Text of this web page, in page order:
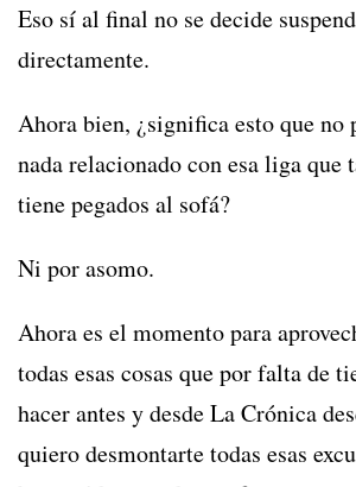
Eso sí al final no se decide
directamente.
Ahora bien, ¿significa esto que no
nada relacionado con esa liga que
tiene pegados al sofá?
Ni por asomo.
Ahora es el momento para
todas esas cosas que por falta de
hacer antes y desde La Crónica
quiero desmontarte todas esas